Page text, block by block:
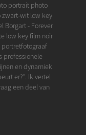
portrait photo
zwart-wit low key
Borgart - Forever
low key film noir
portretfotograaf
professionele
en dynamiek
er?". Ik vertel
een deel van